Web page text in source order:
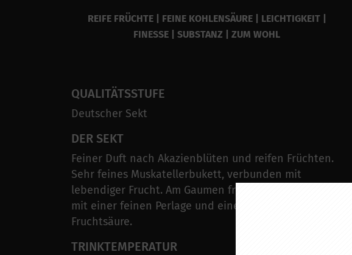
REIFE FRÜCHTE | FEINE KOHLENSÄURE | LEICHTIGKEIT |
FINESSE | SUBSTANZ | ZUM WOHL
QUALITÄTSSTUFE
Deutscher Sekt
DER SEKT
Feiner Duft nach Akazienblüten und reifen Früchten.
Sehr feines Muskatellerbukett, verbunden mit
lebendiger Frucht. Am Gaumen fruchtig und gehaltvoll
mit einer feinen Perlage und einer fein strukturierten
Fruchtsäure.
TRINKTEMPERATUR